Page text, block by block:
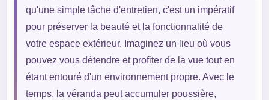
qu'une simple tâche d'entretien, c'est un impératif
pour préserver la beauté et la fonctionnalité de
votre espace extérieur. Imaginez un lieu où vous
pouvez vous détendre et profiter de la vue tout en
étant entouré d'un environnement propre. Avec le
temps, la véranda peut accumuler poussière,